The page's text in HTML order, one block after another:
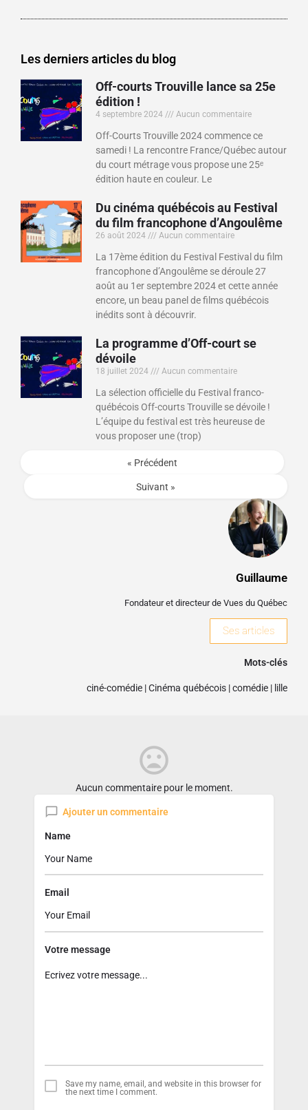
Guillaume
Fondateur et directeur de Vues du Québec
Ses articles
Mots-clés
ciné-comédie |Cinéma québécois |comédie | lille
Les derniers articles du blog
Off-courts Trouville lance sa 25e
édition !
4 septembre 2024 Aucun commentaire
Off-Courts Trouville 2024 commence ce
samedi ! La rencontre France/Québec autour
du court métrage vous propose une 25ᵉ
édition haute en couleur. Le
Du cinéma québécois au Festival
du film francophone d’Angoulême
26 août 2024 Aucun commentaire
La 17ème édition du Festival Festival du film
francophone d’Angoulême se déroule 27
août au 1er septembre 2024 et cette année
encore, un beau panel de films québécois
inédits sont à découvrir.
La programme d’Off-court se
dévoile
18 juillet 2024 Aucun commentaire
La sélection officielle du Festival franco-
québécois Off-courts Trouville se dévoile !
L’équipe du festival est très heureuse de
vous proposer une (trop)
« Précédent
Suivant »
Aucun commentaire pour le moment.
Ajouter un commentaire
Name
Email
Votre message
Save my name, email, and website in this browser for
the next time I comment.